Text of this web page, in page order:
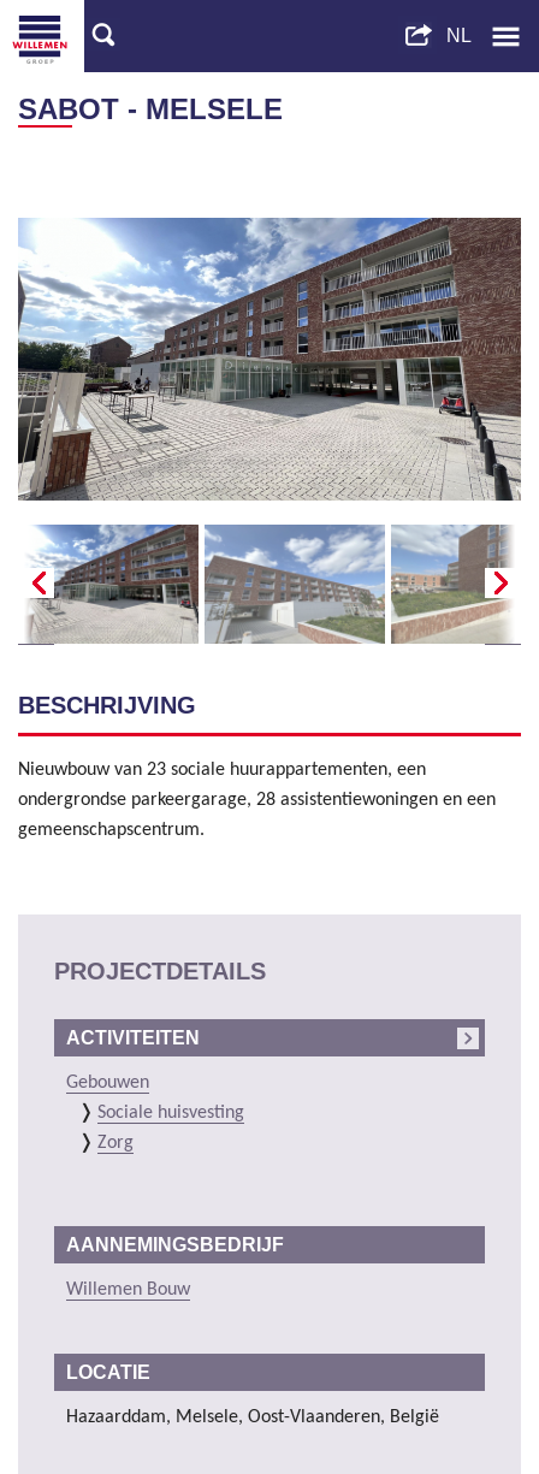
SABOT - MELSELE
BESCHRIJVING
Nieuwbouw van 23 sociale huurappartementen, een
ondergrondse parkeergarage, 28 assistentiewoningen en een
gemeenschapscentrum.
PROJECTDETAILS
ACTIVITEITEN
Gebouwen
Sociale huisvesting
Zorg
AANNEMINGSBEDRIJF
Willemen Bouw
LOCATIE
Hazaarddam, Melsele, Oost-Vlaanderen, België